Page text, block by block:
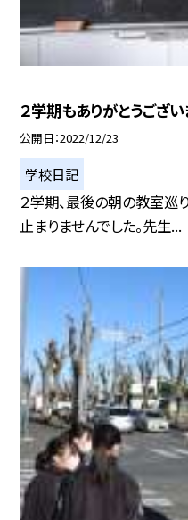
２学期もありがとうござい
公開日 2022/12/23
学校日記
２学期、最後の朝の教室巡
止まりませんでした。先生...